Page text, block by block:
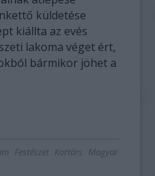
küldetése
kiállta az evés
lakoma véget ért,
bármikor jöhet a
Festészet Kortárs Magyar